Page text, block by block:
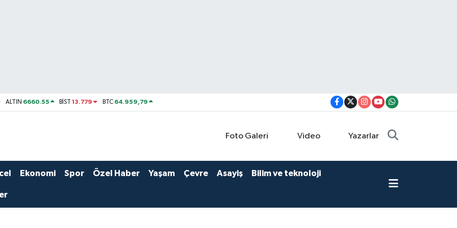
ALTIN 6660.55 BİST13.779 BTC 64.959,79
Foto Galeri Video Yazarlar
Ekonomi Spor Özel Haber Yaşam Çevre Asayiş Bilim ve teknoloji